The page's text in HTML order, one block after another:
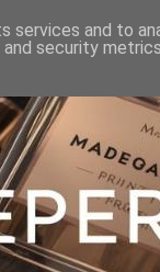
and to
security